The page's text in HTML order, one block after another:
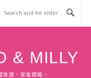
& MILLY
譜。家電開箱。